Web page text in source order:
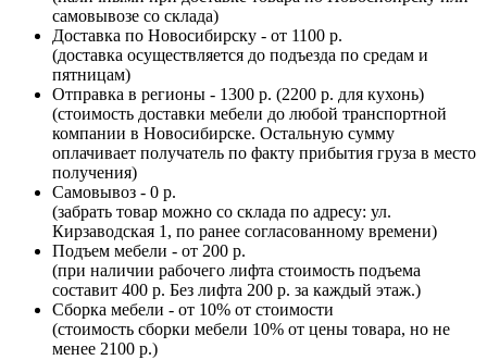
самовывозе со склада)
Доставка по Новосибирску - от 1100 р.
(доставка осуществляется до подъезда по средам и
пятницам)
Отправка в регионы - 1300 р. (2200 р. для кухонь)
(стоимость доставки мебели до любой транспортной
компании в Новосибирске. Остальную сумму
оплачивает получатель по факту прибытия груза в место
получения)
Самовывоз - 0 р.
(забрать товар можно со склада по адресу: ул.
Кирзаводская 1, по ранее согласованному времени)
Подъем мебели - от 200 р.
(при наличии рабочего лифта стоимость подъема
составит 400 р. Без лифта 200 р. за каждый этаж.)
Сборка мебели - от 10% от стоимости
(стоимость сборки мебели 10% от цены товара, но не
менее 2100 р.)